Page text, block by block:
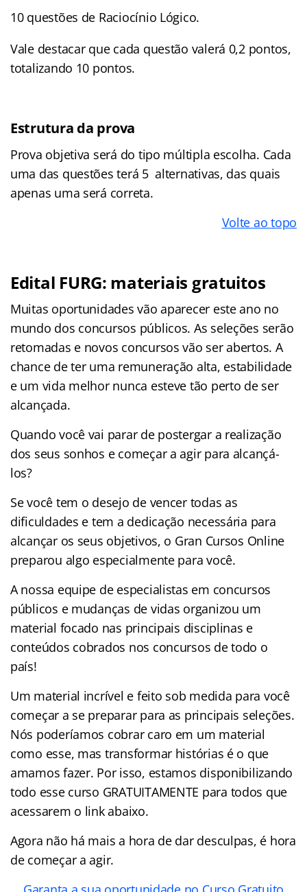
10 questões de Raciocínio Lógico.
Vale destacar que cada questão valerá 0,2 pontos,
totalizando 10 pontos.
Estrutura da prova
Prova objetiva será do tipo múltipla escolha. Cada
uma das questões terá 5 alternativas, das quais
apenas uma será correta.
Volte ao topo
Edital FURG: materiais gratuitos
Muitas oportunidades vão aparecer este ano no
mundo dos concursos públicos. As seleções serão
retomadas e novos concursos vão ser abertos. A
chance de ter uma remuneração alta, estabilidade
e um vida melhor nunca esteve tão perto de ser
alcançada.
Quando você vai parar de postergar a realização
dos seus sonhos e começar a agir para alcançá-
los?
Se você tem o desejo de vencer todas as
dificuldades e tem a dedicação necessária para
alcançar os seus objetivos, o Gran Cursos Online
preparou algo especialmente para você.
A nossa equipe de especialistas em concursos
públicos e mudanças de vidas organizou um
material focado nas principais disciplinas e
conteúdos cobrados nos concursos de todo o
país!
Um material incrível e feito sob medida para você
começar a se preparar para as principais seleções.
Nós poderíamos cobrar caro em um material
como esse, mas transformar histórias é o que
amamos fazer. Por isso, estamos disponibilizando
todo esse curso GRATUITAMENTE para todos que
acessarem o link abaixo.
Agora não há mais a hora de dar desculpas, é hora
de começar a agir.